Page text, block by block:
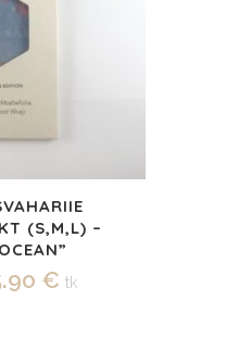
(S,M,L) –
€ Praegune
tk